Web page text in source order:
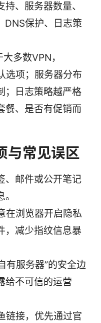
、服务器数量、
保护、日志策
多数VPN，
选项；服务器分布
；日志策略越严格
餐、是否有促销而
与常见误区
、邮件或公开笔记
在浏览器开启隐私
，减少指纹信息暴
有服务器”的安全边
给不可信的运营
链接，优先通过官